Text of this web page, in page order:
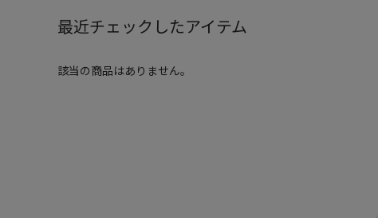
最近チェックしたアイテム
該当の商品はありません。